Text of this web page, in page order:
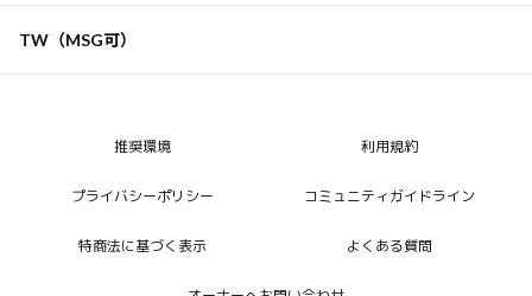
TW（MSG可）
推奨環境 利用規約
プライバシーポリシー コミュニティガイドライン
特商法に基づく表示 よくある質問